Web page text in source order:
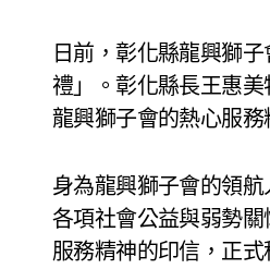
日前，彰化縣龍興獅
禮」。彰化縣長王惠
龍興獅子會的熱心服
身為龍興獅子會的領
各項社會公益與弱勢
服務精神的印信，正